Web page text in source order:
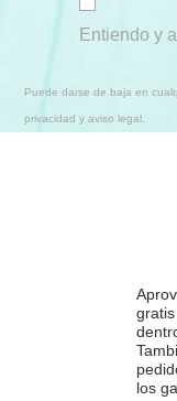
Entiendo y
Puede darse de baja en
privacidad y aviso legal.
los